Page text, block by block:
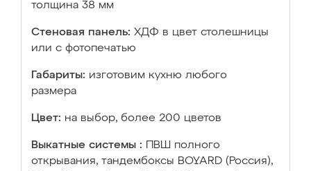
толщина 38 мм
Стеновая панель: ХДФ в цвет столешницы
или с фотопечатью
Габариты: изготовим кухню любого
размера
Цвет: на выбор, более 200 цветов
Выкатные системы :
ПВШ полного
открывания, тандембоксы BOYARD (Россия),